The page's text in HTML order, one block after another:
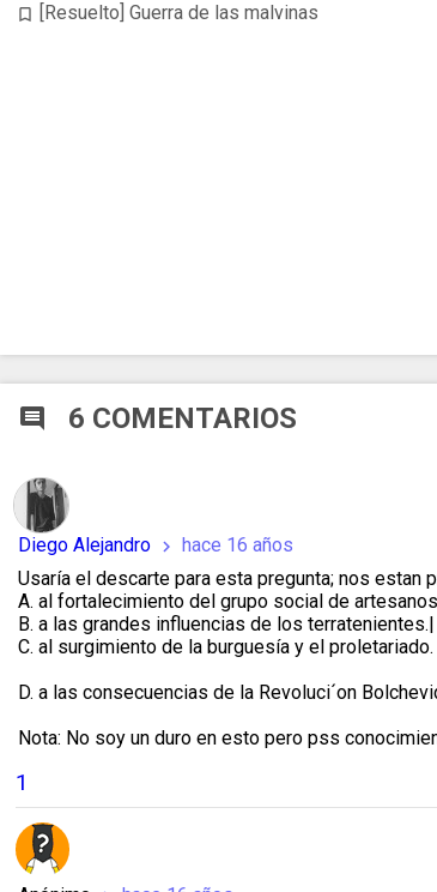
bookmark_border [Resuelto] Guerra de las malvinas
comment 6 COMENTARIOS
Diego Alejandro chevron_right hace 16 años
Usaría el descarte para esta pregunta; nos estan
A. al fortalecimiento del grupo social de
B. a las grandes influencias de los
C. al surgimiento de la burguesía y el
D. a las consecuencias de la Revoluci´on
Nota: No soy un duro en esto pero pss
1